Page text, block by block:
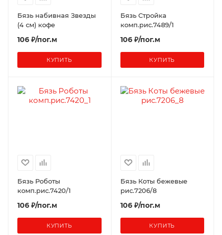
Бязь набивная Звезды
(4 см) кофе
106 ₽/пог.м
КУПИТЬ
Бязь Стройка
комп.рис.7489/1
106 ₽/пог.м
КУПИТЬ
Бязь Роботы
комп.рис.7420/1
106 ₽/пог.м
КУПИТЬ
Бязь Коты бежевые
рис.7206/8
106 ₽/пог.м
КУПИТЬ